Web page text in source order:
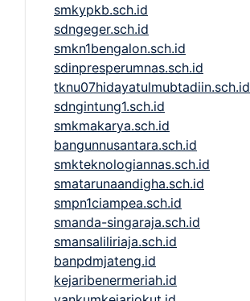
smkypkb.sch.id
sdngeger.sch.id
smkn1bengalon.sch.id
sdinpresperumnas.sch.id
tknu07hidayatulmubtadiin.sch.id
sdngintung1.sch.id
smkmakarya.sch.id
bangunnusantara.sch.id
smkteknologiannas.sch.id
smatarunaandigha.sch.id
smpn1ciampea.sch.id
smanda-singaraja.sch.id
smansaliliriaja.sch.id
banpdmjateng.id
kejaribenermeriah.id